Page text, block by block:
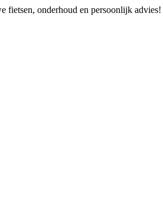
fietsen, onderhoud en persoonlijk advies!